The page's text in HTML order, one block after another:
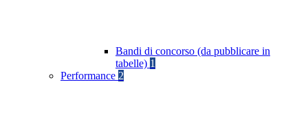
Bandi di concorso (da pubblicare in
tabelle) 1
Performance 2